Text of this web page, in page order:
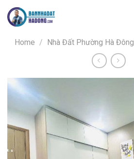
Skip
content
Home / Nhà Đất Phường Hà Đông